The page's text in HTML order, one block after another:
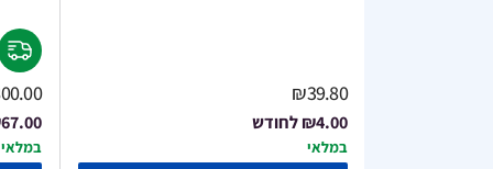
במלאי
₪39.80
₪4.00לחודש
במלאי